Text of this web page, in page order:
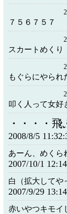
７５６７５７
スカートめくり
もぐらにやられ
叩く人って女
・・・・
2008/8/5
あーん、めくら
2007/10/1
白（拡大してや
2007/9/29
赤いやつキモイ